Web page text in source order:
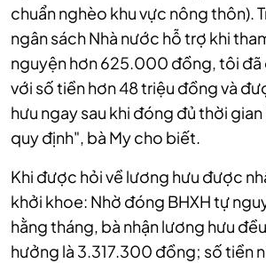
chuẩn nghèo khu vực nông thôn).
ngân sách Nhà nước hỗ trợ khi
nguyện hơn 625.000 đồng, tôi đã
với số tiền hơn 48 triệu đồng và
hưu ngay sau khi đóng đủ thời
quy định", bà My cho biết.
Khi được hỏi về lương hưu được
khởi khoe: Nhờ đóng BHXH tự
hằng tháng, bà nhận lương hưu
hưởng là 3.317.300 đồng; số tiền